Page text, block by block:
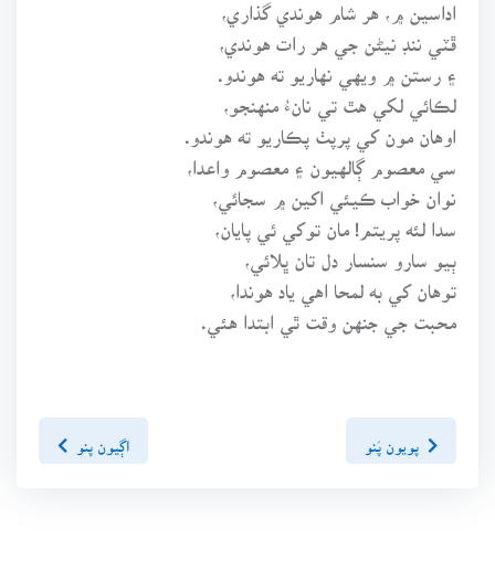
اداسين ۾، هر شام هوندي گذاري،
ڦٽي ننڊ نيڻن جي هر رات هوندي،
۽ رستن ۾ ويهي نهاريو ته هوندو.
لڪائي لکي هٿ تي نانءُ منهنجو،
اوهان مون کي پرپٺ پڪاريو ته هوندو.
سي معصوم ڳالهيون ۽ معصوم واعدا،
نوان خواب ڪيئي اکين ۾ سجائي،
سدا لئه پريتم! مان توکي ئي پايان،
ٻيو سارو سنسار دل تان ڀلائي،
توهان کي به لمحا اهي ياد هوندا،
محبت جي جنهن وقت ٿي ابتدا هئي.
پويون پَنو اڳيون پنو